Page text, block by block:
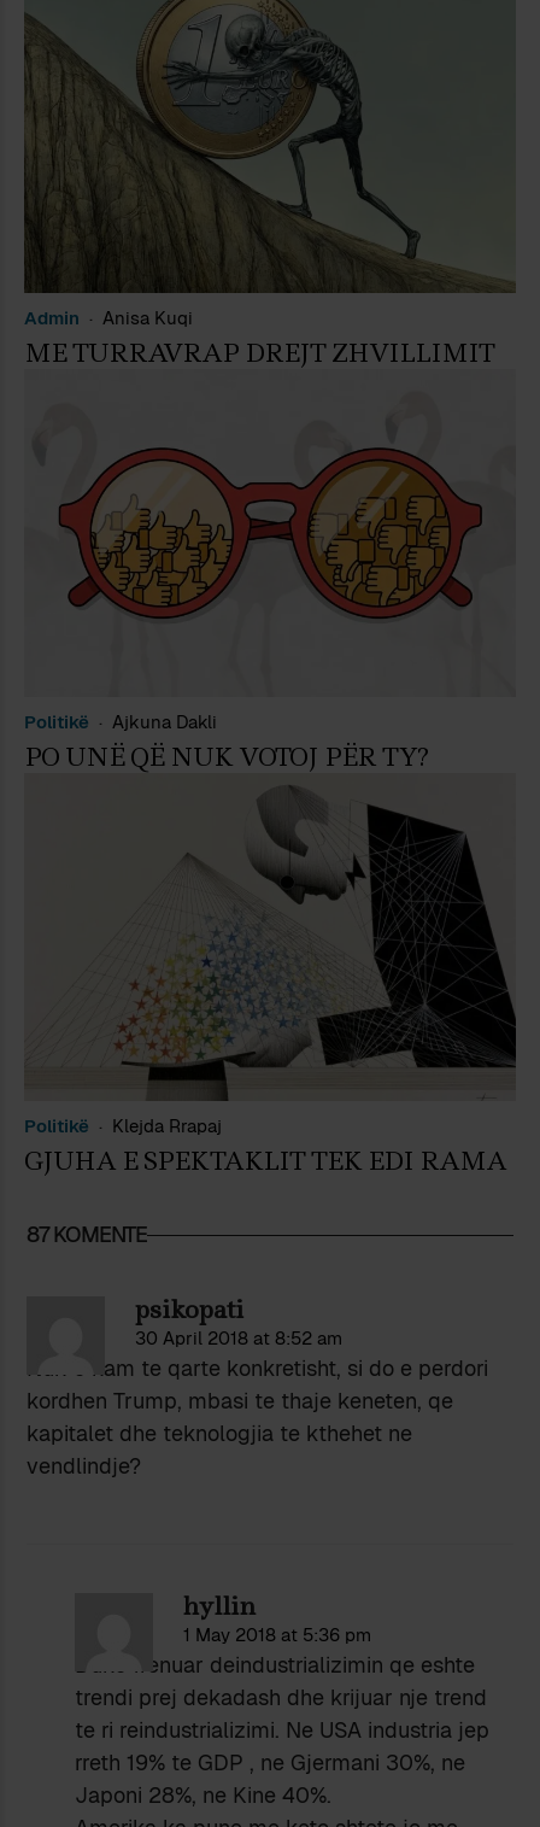
Admin Anisa Kuqi
ME TURRAVRAP DREJT ZHVILLIMIT
Politikë Ajkuna Dakli
PO UNË QË NUK VOTOJ PËR TY?
Politikë Klejda Rrapaj
GJUHA E SPEKTAKLIT TEK EDI RAMA
87 KOMENTE
psikopati
30 April 2018 at 8:52 am
Nuk e kam te qarte konkretisht, si do e perdori
kordhen Trump, mbasi te thaje keneten, qe
kapitalet dhe teknologjia te kthehet ne
vendlindje?
hyllin
1 May 2018 at 5:36 pm
Duke frenuar deindustrializimin qe eshte
trendi prej dekadash dhe krijuar nje trend
te ri reindustrializimi. Ne USA industria jep
rreth 19% te GDP , ne Gjermani 30%, ne
Japoni 28%, ne Kine 40%.